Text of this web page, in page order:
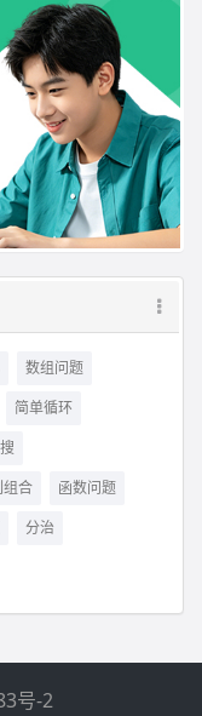
数组问题
简单循环
组合
函数问题
分治
号-2